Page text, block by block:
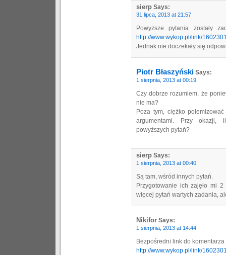
sierp Says:
31 lipca, 2013 at 21:57
Powyższe pytania zostały
http://www.wykop.pl/link/
Jednak nie doczekały się
Piotr Błaszyński Says:
1 sierpnia, 2013 at 00:19
Czy dobrze rozumiem, że
nie ma?
Poza tym, ciężko
argumentami. Przy okazji,
powyższych pytań?
sierp Says:
1 sierpnia, 2013 at 00:40
Są tam, wśród innych pytań.
Przygotowanie ich zajęło mi
więcej pytań wartych zadania,
Nikifor Says:
1 sierpnia, 2013 at 14:44
Bezpośredni link do
http://www.wykop.pl/link/